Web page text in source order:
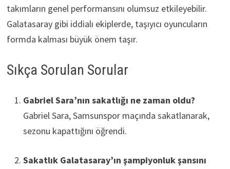
takımların genel performansını olumsuz etkileyebilir.
Galatasaray gibi iddialı ekiplerde, taşıyıcı oyuncuların
formda kalması büyük önem taşır.
Sıkça Sorulan Sorular
Gabriel Sara’nın sakatlığı ne zaman oldu?
Gabriel Sara, Samsunspor maçında sakatlanarak,
sezonu kapattığını öğrendi.
Sakatlık Galatasaray’ın şampiyonluk şansını